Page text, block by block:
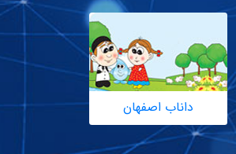
داناب اصفهان